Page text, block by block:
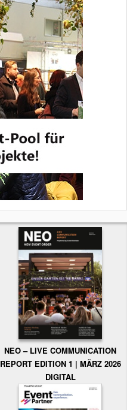
NEO – LIVE COMMUNICATION
REPORT EDITION 1 | MÄRZ 2026
DIGITAL